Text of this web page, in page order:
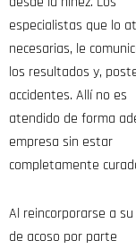
especialistas que lo
necesarias, le
los resultados y,
accidentes. Allí no es
atendido de forma
empresa sin estar
completamente
Al reincorporarse a
de acoso por parte